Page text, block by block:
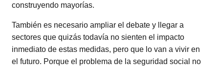
construyendo mayorías.
También es necesario ampliar el debate y llegar a
sectores que quizás todavía no sienten el impacto
inmediato de estas medidas, pero que lo van a vivir en
el futuro. Porque el problema de la seguridad social no